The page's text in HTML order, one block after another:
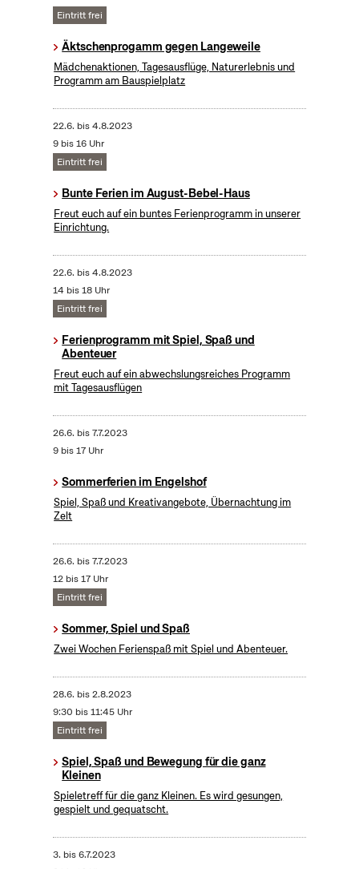
Eintritt frei
Äktschenprogamm gegen Langeweile
Mädchenaktionen, Tagesausflüge, Naturerlebnis und
Programm am Bauspielplatz
22.6. bis4.8.2023
9 bis 16 Uhr
Eintritt frei
Bunte Ferien im August-Bebel-Haus
Freut euch auf ein buntes Ferienprogramm in unserer
Einrichtung.
22.6. bis4.8.2023
14 bis 18 Uhr
Eintritt frei
Ferienprogramm mit Spiel, Spaß und
Abenteuer
Freut euch auf ein abwechslungsreiches Programm
mit Tagesausflügen
26.6. bis7.7.2023
9 bis 17 Uhr
Sommerferien im Engelshof
Spiel, Spaß und Kreativangebote, Übernachtung im
Zelt
26.6. bis7.7.2023
12 bis 17 Uhr
Eintritt frei
Sommer, Spiel und Spaß
Zwei Wochen Ferienspaß mit Spiel und Abenteuer.
28.6. bis2.8.2023
9:30 bis 11:45 Uhr
Eintritt frei
Spiel, Spaß und Bewegung für die ganz
Kleinen
Spieletreff für die ganz Kleinen. Es wird gesungen,
gespielt und gequatscht.
3. bis6.7.2023